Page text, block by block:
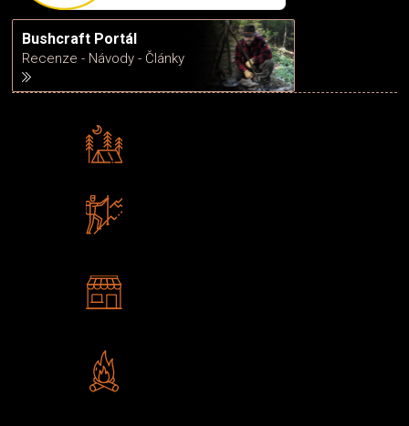
Bushcraft Portál
Recenze - Návody - Články